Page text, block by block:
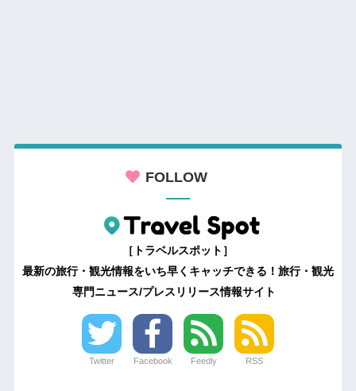
FOLLOW
［トラベルスポット］
最新の旅行・観光情報をいち早くキャッチできる！旅行・観光
専門ニュース/プレスリリース情報サイト
Twitter Facebook Feedly RSS